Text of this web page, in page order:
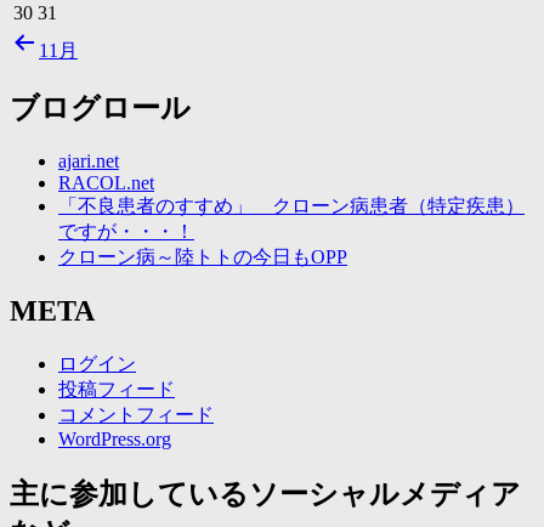
30 31
11月
ブログロール
ajari.net
RACOL.net
「不良患者のすすめ」 クローン病患者（特定疾患）
ですが・・・！
クローン病～陸トトの今日もOPP
META
ログイン
投稿フィード
コメントフィード
WordPress.org
主に参加しているソーシャルメディア